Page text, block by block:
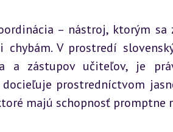
– nástroj, ktorým sa
V prostredí
a zástupov učiteľov, je
prostredníctvom
majú schopnosť promptne